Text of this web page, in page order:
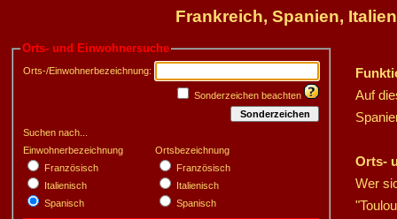
Frankreich, Spanien,
Orts- und Einwohnersuche
Orts-/Einwohnerbezeichnung:
Sonderzeichen beachten
Sonderzeichen
Suchen nach...
Einwohnerbezeichnung
Französisch
Italienisch
Spanisch
Ortsbezeichnung
Französisch
Italienisch
Spanisch
Auf
Orts-
Wer